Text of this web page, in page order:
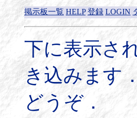
掲示板一覧 HELP 登録 LOGIN
下に表示さ
き込みます
どうぞ．